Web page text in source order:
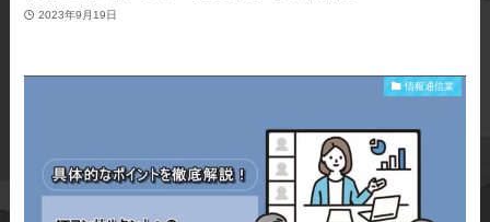
2023年9月19日
情報通信業